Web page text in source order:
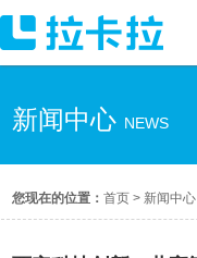
新闻中心 NEWS
您现在的位置：首页 > 新闻中心